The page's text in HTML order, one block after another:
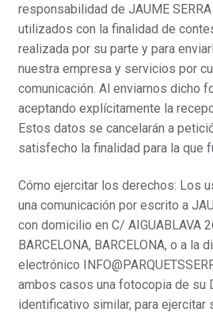
responsabilidad de JAUME
utilizados con la finalidad de
realizada por su parte y para
nuestra empresa y servicios por
comunicación. Al enviarnos dicho
aceptando explícitamente la
Estos datos se cancelarán a
satisfecho la finalidad para la que
Cómo ejercitar los derechos: Los
una comunicación por escrito a
con domicilio en C/ AIGUABLAVA
BARCELONA, BARCELONA, o a la
electrónico
ambos casos una fotocopia de su
identificativo similar, para ejercitar